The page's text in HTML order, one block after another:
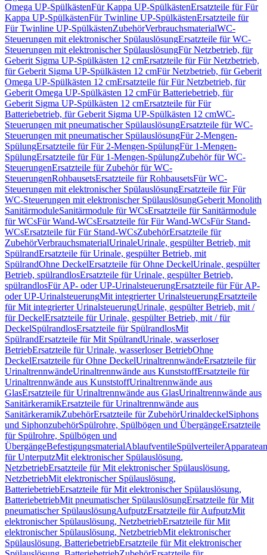
Omega UP-SpülkästenFür Kappa UP-SpülkästenErsatzteile für Für
Kappa UP-SpülkästenFür Twinline UP-SpülkästenErsatzteile für
Für Twinline UP-SpülkästenZubehörVerbrauchsmaterialWC-
Steuerungen mit elektronischer SpülauslösungErsatzteile für WC-
Steuerungen mit elektronischer SpülauslösungFür Netzbetrieb, für
Geberit Sigma UP-Spülkästen 12 cmErsatzteile für Für Netzbetrieb,
für Geberit Sigma UP-Spülkästen 12 cmFür Netzbetrieb, für Geberit
Omega UP-Spülkästen 12 cmErsatzteile für Für Netzbetrieb, für
Geberit Omega UP-Spülkästen 12 cmFür Batteriebetrieb, für
Geberit Sigma UP-Spülkästen 12 cmErsatzteile für Für
Batteriebetrieb, für Geberit Sigma UP-Spülkästen 12 cmWC-
Steuerungen mit pneumatischer SpülauslösungErsatzteile für WC-
Steuerungen mit pneumatischer SpülauslösungFür 2-Mengen-
SpülungErsatzteile für Für 2-Mengen-SpülungFür 1-Mengen-
SpülungErsatzteile für Für 1-Mengen-SpülungZubehör für WC-
SteuerungenErsatzteile für Zubehör für WC-
SteuerungenRohbausetsErsatzteile für RohbausetsFür WC-
Steuerungen mit elektronischer SpülauslösungErsatzteile für Für
WC-Steuerungen mit elektronischer SpülauslösungGeberit Monolith
SanitärmoduleSanitärmodule für WCsErsatzteile für Sanitärmodule
für WCsFür Wand-WCsErsatzteile für Für Wand-WCsFür Stand-
WCsErsatzteile für Für Stand-WCsZubehörErsatzteile für
ZubehörVerbrauchsmaterialUrinaleUrinale, gespülter Betrieb, mit
SpülrandErsatzteile für Urinale, gespülter Betrieb, mit
SpülrandOhne DeckelErsatzteile für Ohne DeckelUrinale, gespülter
Betrieb, spülrandlosErsatzteile für Urinale, gespülter Betrieb,
spülrandlosFür AP- oder UP-UrinalsteuerungErsatzteile für Für AP-
oder UP-UrinalsteuerungMit integrierter UrinalsteuerungErsatzteile
für Mit integrierter UrinalsteuerungUrinale, gespülter Betrieb, mit /
für DeckelErsatzteile für Urinale, gespülter Betrieb, mit / für
DeckelSpülrandlosErsatzteile für SpülrandlosMit
SpülrandErsatzteile für Mit SpülrandUrinale, wasserloser
BetriebErsatzteile für Urinale, wasserloser BetriebOhne
DeckelErsatzteile für Ohne DeckelUrinaltrennwändeErsatzteile für
UrinaltrennwändeUrinaltrennwände aus KunststoffErsatzteile für
Urinaltrennwände aus KunststoffUrinaltrennwände aus
GlasErsatzteile für Urinaltrennwände aus GlasUrinaltrennwände aus
SanitärkeramikErsatzteile für Urinaltrennwände aus
SanitärkeramikZubehörErsatzteile für ZubehörUrinaldeckelSiphons
und SiphonzubehörSpülrohre, Spülbögen und ÜbergängeErsatzteile
für Spülrohre, Spülbögen und
ÜbergängeBefestigungsmaterialAblaufventileSpülverteiler
für UnterputzMit elektronischer Spülauslösung,
NetzbetriebErsatzteile für Mit elektronischer Spülauslösung,
NetzbetriebMit elektronischer Spülauslösung,
BatteriebetriebErsatzteile für Mit elektronischer Spülauslösung,
BatteriebetriebMit pneumatischer SpülauslösungErsatzteile für Mit
pneumatischer SpülauslösungAufputzErsatzteile für AufputzMit
elektronischer Spülauslösung, NetzbetriebErsatzteile für Mit
elektronischer Spülauslösung, NetzbetriebMit elektronischer
Spülauslösung, BatteriebetriebErsatzteile für Mit elektronischer